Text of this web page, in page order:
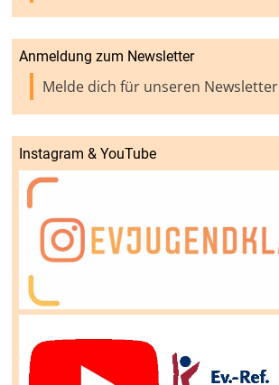
Anmeldung zum Newsletter
Melde dich für unseren Newsletter
Instagram & YouTube